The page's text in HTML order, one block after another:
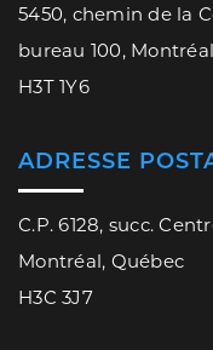
5450, chemin de la
bureau 100,
H3T 1Y6
ADRESSE
C.P. 6128, succ.
Montréal, Québec
H3C 3J7